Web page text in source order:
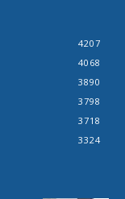
4207
4068
3890
3798
3718
3324